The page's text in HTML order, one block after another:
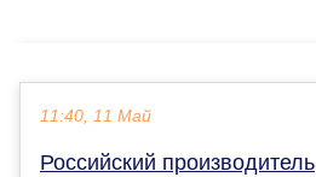
11:40, 11 Май
Российский производитель